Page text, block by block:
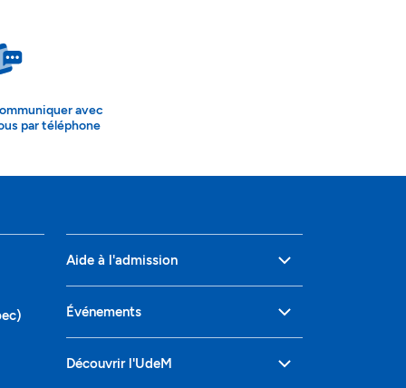
avec
par téléphone
Aide à l'admission
Événements
Découvrir l'UdeM